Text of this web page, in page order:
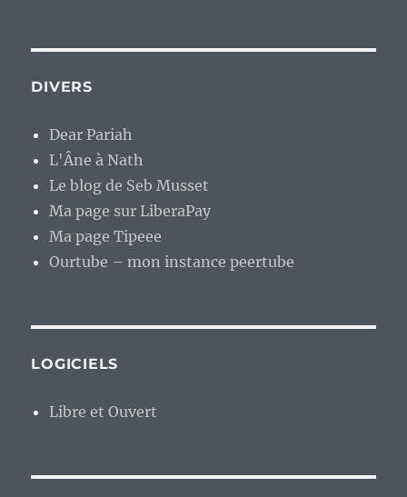
DIVERS
Dear Pariah
L'Âne à Nath
Le blog de Seb Musset
Ma page sur LiberaPay
Ma page Tipeee
Ourtube – mon instance peertube
LOGICIELS
Libre et Ouvert